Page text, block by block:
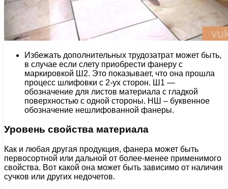
Избежать дополнительных трудозатрат может быть,
в случае если слету приобрести фанеру с
маркировкой Ш2. Это показывает, что она прошла
процесс шлифовки с 2-ух сторон. Ш1 —
обозначение для листов материала с гладкой
поверхностью с одной стороны. НШ – буквенное
обозначение нешлифованной фанеры.
Уровень свойства материала
Как и любая другая продукция, фанера может быть
первосортной или дальной от более-менее применимого
свойства. Вот какой она может быть зависимо от наличия
сучков или других недочетов.